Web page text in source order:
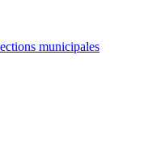
municipales